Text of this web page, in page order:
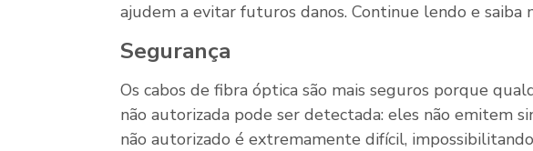
ajudem a evitar futuros danos. Continue lendo e saiba
Segurança
Os cabos de fibra óptica são mais seguros porque
não autorizada pode ser detectada: eles não emitem
não autorizado é extremamente difícil,